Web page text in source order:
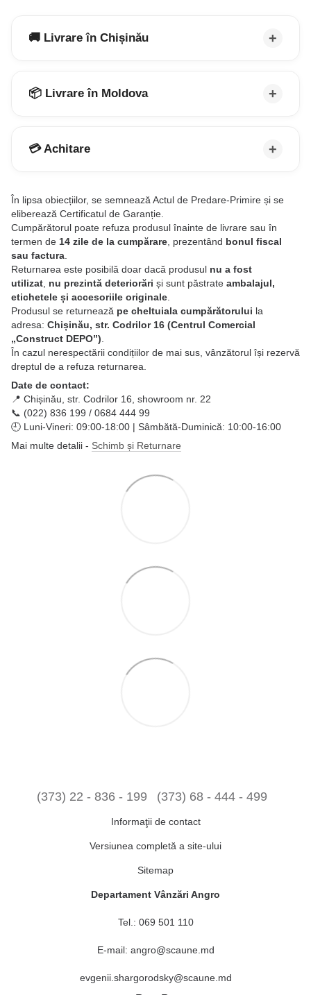
🚚 Livrare în Chișinău
📦 Livrare în Moldova
💳 Achitare
În lipsa obiecțiilor, se semnează Actul de Predare-Primire și se
eliberează Certificatul de Garanție.
Cumpărătorul poate refuza produsul înainte de livrare sau în
termen de 14 zile de la cumpărare , prezentând bonul fiscal
sau factura
Returnarea este posibilă doar dacă produsul nu a fost
utilizat nu prezintă deteriorări și sunt păstrate ambalajul,
etichetele și accesoriile originale
Produsul se returnează pe cheltuiala cumpărătorului la
adresa: Chișinău, str. Codrilor 16 (Centrul Comercial
„Construct DEPO”)
În cazul nerespectării condițiilor de mai sus, vânzătorul își rezervă
dreptul de a refuza returnarea.
Date de contact:
📍 Chișinău, str. Codrilor 16, showroom nr. 22
📞 (022) 836 199 / 0684 444 99
🕘 Luni-Vineri: 09:00-18:00 | Sâmbătă-Duminică: 10:00-16:00
Mai multe detalii - Schimb și Returnare
(373) 22 - 836 - 199 (373) 68 - 444 - 499
Informaţii de contact
Versiunea completă a site-ului
Sitemap
Departament Vânzări Angro
Tel.: 069 501 110
E-mail: angro@scaune.md
evgenii.shargorodsky@scaune.md